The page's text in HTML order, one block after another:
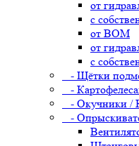
от
с
от ВОМ
от
с
- Щётки
-
- Окучники /
-